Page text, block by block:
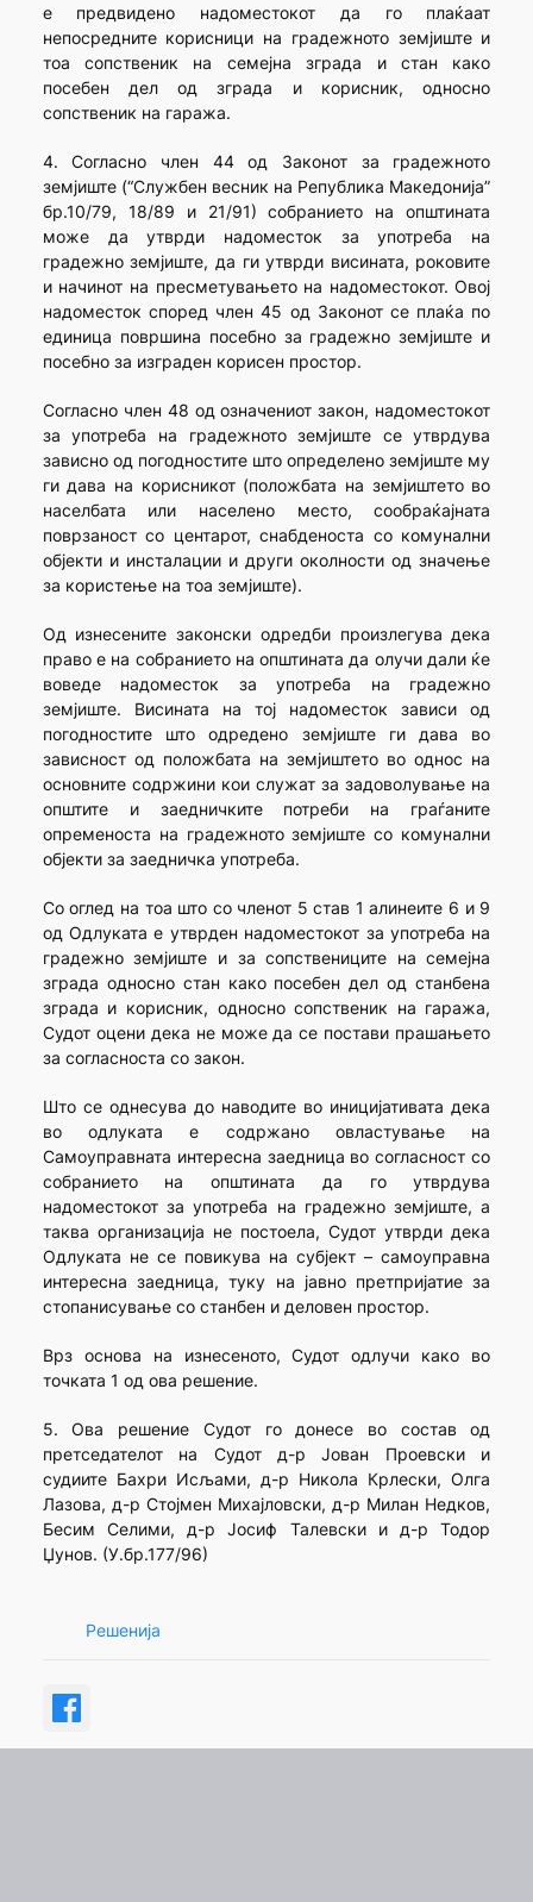
е предвидено надоместокот да го плаќаат
непосредните корисници на градежното земјиште и
тоа сопственик на семејна зграда и стан како
посебен дел од зграда и корисник, односно
сопственик на гаража.
4. Согласно член 44 од Законот за градежното
земјиште (“Службен весник на Република Македонија”
бр.10/79, 18/89 и 21/91) собранието на општината
може да утврди надоместок за употреба на
градежно земјиште, да ги утврди висината, роковите
и начинот на пресметувањето на надоместокот. Овој
надоместок според член 45 од Законот се плаќа по
единица површина посебно за градежно земјиште и
посебно за изграден корисен простор.
Согласно член 48 од означениот закон, надоместокот
за употреба на градежното земјиште се утврдува
зависно од погодностите што определено земјиште му
ги дава на корисникот (положбата на земјиштето во
населбата или населено место, сообраќајната
поврзаност со центарот, снабденоста со комунални
објекти и инсталации и други околности од значење
за користење на тоа земјиште).
Од изнесените законски одредби произлегува дека
право е на собранието на општината да олучи дали ќе
воведе надоместок за употреба на градежно
земјиште. Висината на тој надоместок зависи од
погодностите што одредено земјиште ги дава во
зависност од положбата на земјиштето во однос на
основните содржини кои служат за задоволување на
општите и заедничките потреби на граѓаните
опременоста на градежното земјиште со комунални
објекти за заедничка употреба.
Со оглед на тоа што со членот 5 став 1 алинеите 6 и 9
од Одлуката е утврден надоместокот за употреба на
градежно земјиште и за сопствениците на семејна
зграда односно стан како посебен дел од станбена
зграда и корисник, односно сопственик на гаража,
Судот оцени дека не може да се постави прашањето
за согласноста со закон.
Што се однесува до наводите во иницијативата дека
во одлуката е содржано овластување на
Самоуправната интересна заедница во согласност со
собранието на општината да го утврдува
надоместокот за употреба на градежно земјиште, а
таква организација не постоела, Судот утврди дека
Одлуката не се повикува на субјект – самоуправна
интересна заедница, туку на јавно претпријатие за
стопанисување со станбен и деловен простор.
Врз основа на изнесеното, Судот одлучи како во
точката 1 од ова решение.
5. Ова решение Судот го донесе во состав од
претседателот на Судот д-р Јован Проевски и
судиите Бахри Исљами, д-р Никола Крлески, Олга
Лазова, д-р Стојмен Михајловски, д-р Милан Недков,
Бесим Селими, д-р Јосиф Талевски и д-р Тодор
Џунов. (У.бр.177/96)
Решенија